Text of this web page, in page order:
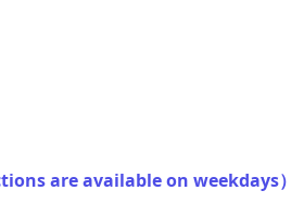
are available on weekdays）